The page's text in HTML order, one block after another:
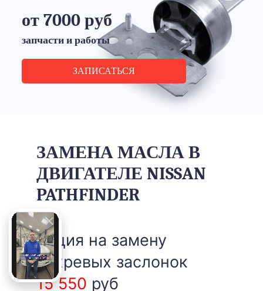
от 7000 руб
запчасти и работы
ЗАПИСАТЬСЯ
ЗАМЕНА МАСЛА В
ДВИГАТЕЛЕ NISSAN
PATHFINDER
Акция на замену
вихревых заслонок
15 550 руб